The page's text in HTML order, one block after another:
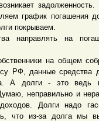
график погашения
покрываем.
на
на общем
РФ, данные средства
А долги - это ведь
неправильно и
Долги надо
что из-за долга мы